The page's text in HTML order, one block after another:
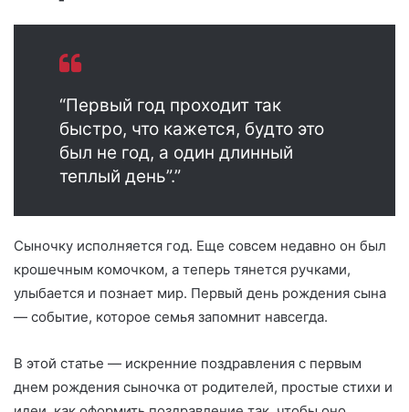
“Первый год проходит так
быстро, что кажется, будто это
был не год, а один длинный
теплый день”.”
Сыночку исполняется год. Еще совсем недавно он был
крошечным комочком, а теперь тянется ручками,
улыбается и познает мир. Первый день рождения сына
— событие, которое семья запомнит навсегда.
В этой статье — искренние поздравления с первым
днем рождения сыночка от родителей, простые стихи и